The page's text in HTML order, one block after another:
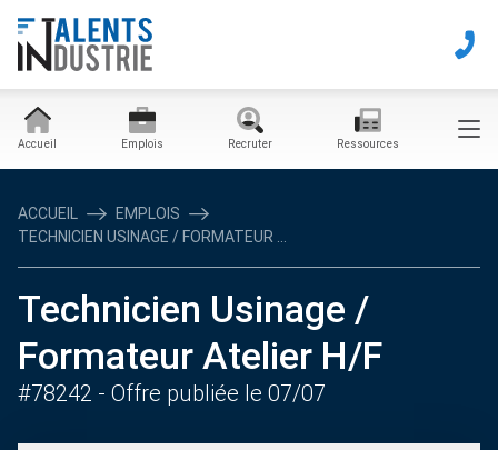
Accueil Emplois Recruter Ressources
ACCUEIL
EMPLOIS
TECHNICIEN USINAGE / FORMATEUR ...
Technicien Usinage /
Formateur Atelier H/F
#78242 - Offre publiée le 07/07